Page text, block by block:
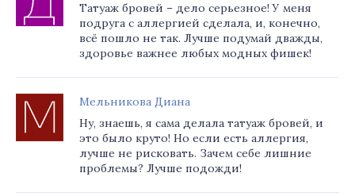
Татуаж бровей – дело серьезное! У меня
подруга с аллергией сделала, и, конечно,
всё пошло не так. Лучше подумай дважды,
здоровье важнее любых модных фишек!
Мельникова Диана
Ну, знаешь, я сама делала татуаж бровей, и
это было круто! Но если есть аллергия,
лучше не рисковать. Зачем себе лишние
проблемы? Лучше подожди!